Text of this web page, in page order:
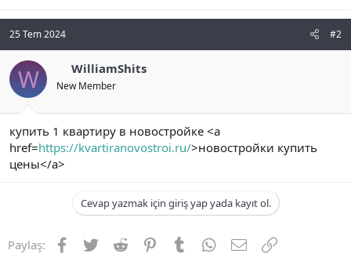
25 Tem 2024 #2
W WilliamShits
New Member
купить 1 квартиру в новостройке <a
href=https://kvartiranovostroi.ru/>новостройки купить
цены</a>
Cevap yazmak için giriş yap yada kayıt ol.
Paylaş: Facebook
TwitterReddit PinterestTumblrWhatsApp
E-postaLink